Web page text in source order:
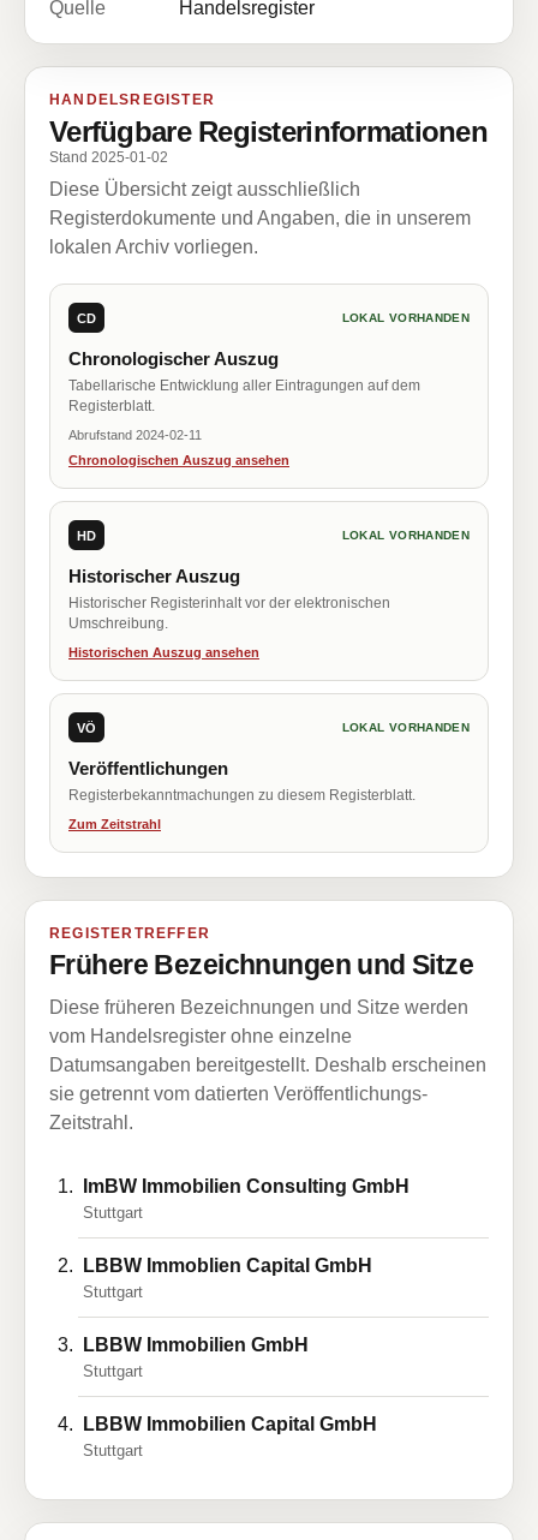
Quelle
Handelsregister
HANDELSREGISTER
Verfügbare Registerinformationen
Stand 2025-01-02
Diese Übersicht zeigt ausschließlich
Registerdokumente und Angaben, die in unserem
lokalen Archiv vorliegen.
CD LOKAL VORHANDEN
Chronologischer Auszug
Tabellarische Entwicklung aller Eintragungen auf dem
Registerblatt.
Abrufstand 2024-02-11
Chronologischen Auszug ansehen
HD LOKAL VORHANDEN
Historischer Auszug
Historischer Registerinhalt vor der elektronischen
Umschreibung.
Historischen Auszug ansehen
VÖ LOKAL VORHANDEN
Veröffentlichungen
Registerbekanntmachungen zu diesem Registerblatt.
Zum Zeitstrahl
REGISTERTREFFER
Frühere Bezeichnungen und Sitze
Diese früheren Bezeichnungen und Sitze werden
vom Handelsregister ohne einzelne
Datumsangaben bereitgestellt. Deshalb erscheinen
sie getrennt vom datierten Veröffentlichungs-
Zeitstrahl.
ImBW Immobilien Consulting GmbH
Stuttgart
LBBW Immoblien Capital GmbH
Stuttgart
LBBW Immobilien GmbH
Stuttgart
LBBW Immobilien Capital GmbH
Stuttgart